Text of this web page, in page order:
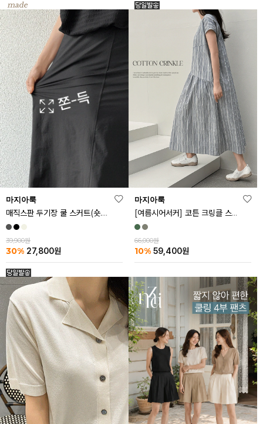
마지아룩
매직스판 두기장 쿨 스커트(숏.기본ver)
39,900원
30% 27,800원
마지아룩
[여름시어서커] 코튼 크링클 스트라이프 원피스
66,000원
10% 59,400원